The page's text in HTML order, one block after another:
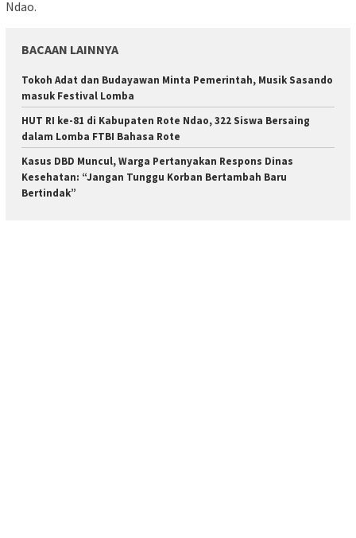
Ndao.
BACAAN LAINNYA
Tokoh Adat dan Budayawan Minta Pemerintah, Musik Sasando
masuk Festival Lomba
HUT RI ke-81 di Kabupaten Rote Ndao, 322 Siswa Bersaing
dalam Lomba FTBI Bahasa Rote
Kasus DBD Muncul, Warga Pertanyakan Respons Dinas
Kesehatan: “Jangan Tunggu Korban Bertambah Baru
Bertindak”